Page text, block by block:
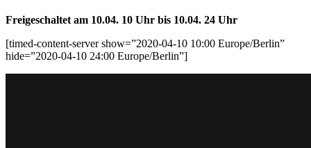
Freigeschaltet am 10.04. 10 Uhr bis 10.04. 24 Uhr
[timed-content-server show=”2020-04-10 10:00 Europe/Berlin”
hide=”2020-04-10 24:00 Europe/Berlin”]